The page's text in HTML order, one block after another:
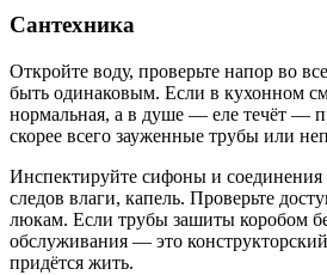
Сантехника
Откройте воду, проверьте напор во
быть одинаковым. Если в кухонном
нормальная, а в душе — еле течёт —
скорее всего зауженные трубы или
Инспектируйте сифоны и
следов влаги, капель. Проверьте
люкам. Если трубы зашиты коробом
обслуживания — это
придётся жить.